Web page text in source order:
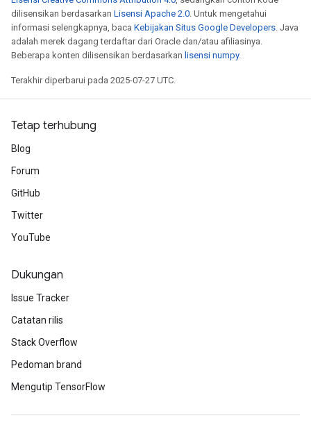
dilisensikan berdasarkan Lisensi Apache 2.0. Untuk mengetahui
informasi selengkapnya, baca Kebijakan Situs Google Developers. Java
adalah merek dagang terdaftar dari Oracle dan/atau afiliasinya.
Beberapa konten dilisensikan berdasarkan lisensi numpy.
Terakhir diperbarui pada 2025-07-27 UTC.
Tetap terhubung
Blog
Forum
GitHub
Twitter
YouTube
Dukungan
Issue Tracker
Catatan rilis
Stack Overflow
Pedoman brand
Mengutip TensorFlow